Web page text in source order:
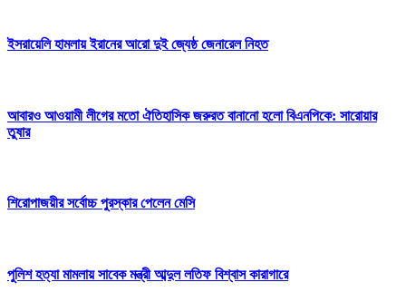
ইসরায়েলি হামলায় ইরানের আরো দুই জ্যেষ্ঠ জেনারেল নিহত
আবারও আওয়ামী লীগের মতো ঐতিহাসিক জরুরত বানানো হলো বিএনপিকে: সারোয়ার
তুষার
শিরোপাজয়ীর সর্বোচ্চ পুরস্কার পেলেন মেসি
পুলিশ হত্যা মামলায় সাবেক মন্ত্রী আব্দুল লতিফ বিশ্বাস কারাগারে